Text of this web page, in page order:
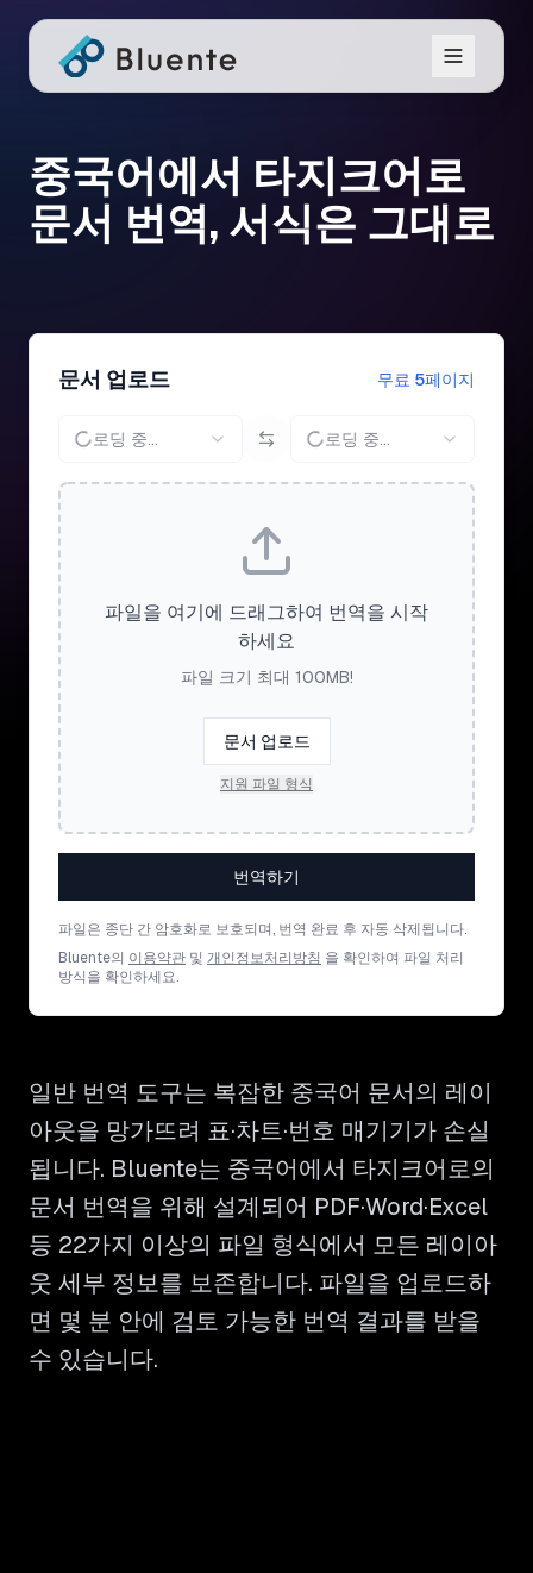
중국어에서 타지크어로
문서 번역, 서식은 그대로
문서 업로드 무료 5페이지
로딩 중... 로딩 중...
파일을 여기에 드래그하여 번역을 시작
하세요
파일 크기 최대 100MB!
문서 업로드
지원 파일 형식
번역하기
파일은 종단 간 암호화로 보호되며, 번역 완료 후 자동 삭제됩니다.
Bluente의 이용약관 및 개인정보처리방침 을 확인하여 파일 처리
방식을 확인하세요.
일반 번역 도구는 복잡한 중국어 문서의 레이
아웃을 망가뜨려 표·차트·번호 매기기가 손실
됩니다. Bluente는 중국어에서 타지크어로의
문서 번역을 위해 설계되어 PDF·Word·Excel
등 22가지 이상의 파일 형식에서 모든 레이아
웃 세부 정보를 보존합니다. 파일을 업로드하
면 몇 분 안에 검토 가능한 번역 결과를 받을
수 있습니다.